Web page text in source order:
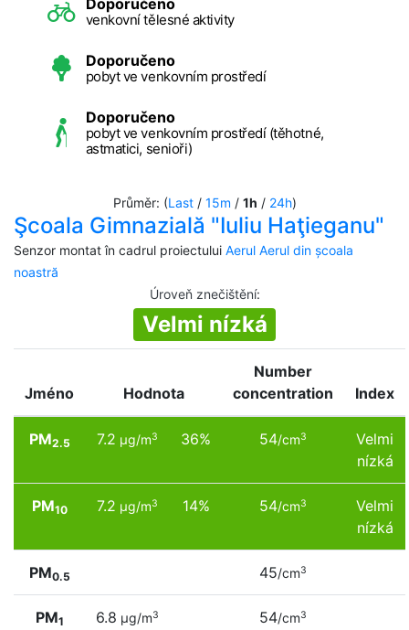
Doporučeno
venkovní tělesné aktivity
Doporučeno
pobyt ve venkovním prostředí
Doporučeno
pobyt ve venkovním prostředí (těhotné,
astmatici, senioři)
Průměr: (Last/ 15m / 1h / 24h)
Şcoala Gimnazială "Iuliu Haţieganu"
Senzor montat în cadrul proiectului Aerul Aerul din școala
noastră
Úroveň znečištění:
Velmi nízká
Jméno Hodnota
Number
concentration
Index
PM2.5 7.2 µg/m3 36% 54/cm3
Velmi
nízká
PM10 7.2 µg/m3 14% 54/cm3
Velmi
nízká
PM0.5 45/cm3
PM1 6.8 µg/m3 54/cm3